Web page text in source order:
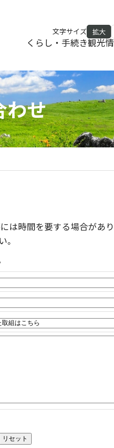
文字サイズ 拡大
くらし・手続き観光
わせ
は時間を要する場合があり